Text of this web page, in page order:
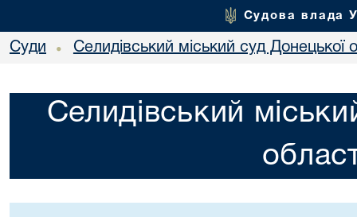
Судова влада
Суди • Селидівський міський суд Донецької
Селидівський